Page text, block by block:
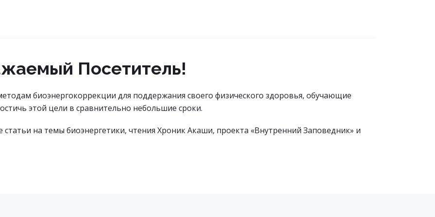
Посетитель!
биоэнергокоррекции для поддержания своего физического здоровья, обучающие
этой цели в сравнительно небольшие сроки.
на темы биоэнергетики, чтения Хроник Акаши, проекта «Внутренний Заповедник» и